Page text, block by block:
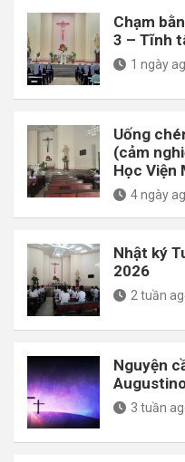
Chạm
3 – Tĩnh
1 ngày
Uống
(cảm
Học Viện
4 ngày
Nhật ký
2026
2 tuần
Nguyện
3 tuần